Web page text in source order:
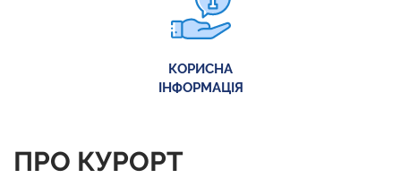
КОРИСНА
ІНФОРМАЦІЯ
ПРО КУРОРТ